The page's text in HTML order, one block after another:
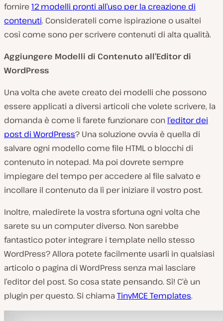
fornire 12 modelli pronti all’uso per la creazione di
contenuti. Considerateli come ispirazione o usaltei
così come sono per scrivere contenuti di alta qualità.
Aggiungere Modelli di Contenuto all’Editor di
WordPress
Una volta che avete creato dei modelli che possono
essere applicati a diversi articoli che volete scrivere, la
domanda è come li farete funzionare con l’editor dei
post di WordPress? Una soluzione ovvia è quella di
salvare ogni modello come file HTML o blocchi di
contenuto in notepad. Ma poi dovrete sempre
impiegare del tempo per accedere al file salvato e
incollare il contenuto da lì per iniziare il vostro post.
Inoltre, maledirete la vostra sfortuna ogni volta che
sarete su un computer diverso. Non sarebbe
fantastico poter integrare i template nello stesso
WordPress? Allora potete facilmente usarli in qualsiasi
articolo o pagina di WordPress senza mai lasciare
l’editor del post. So cosa state pensando. Sì! C’è un
plugin per questo. Si chiama TinyMCE Templates.